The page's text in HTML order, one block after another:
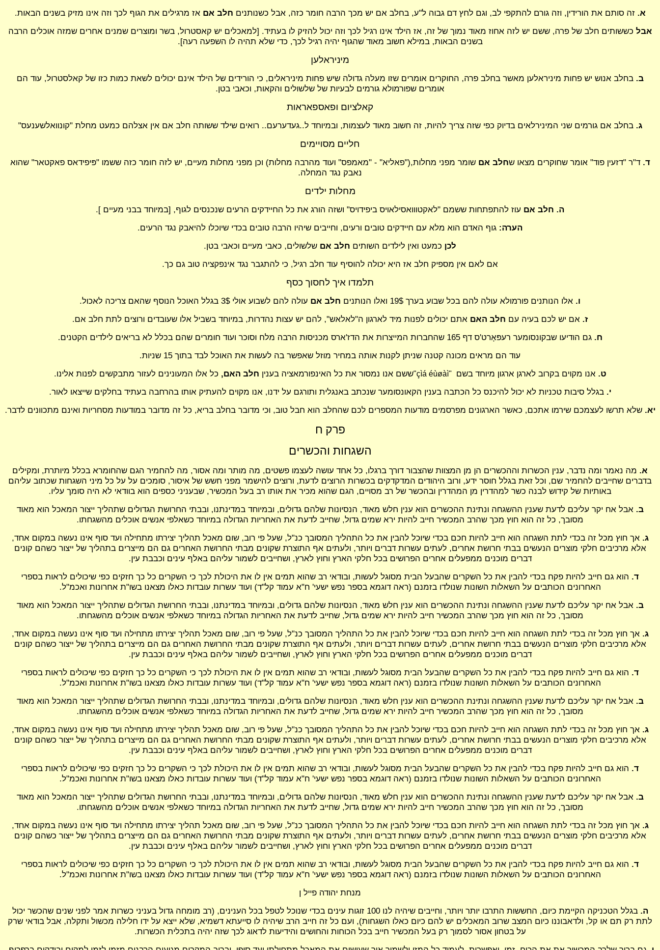
א.זה סותם את הורידין, וזה גורם להתקפי לב, וגם לחץ דם גבוה ל"ע, בחלב אם יש מכך הרבה חומר כזה, אבל כשנותנים חלב אםאז מרגילים את הגוף לכך וזה אינו מזיק בשנים הבאות.
אבל כששותים חלב של פרה, ששם יש לזה אחוז מאוד נמוך של זה, אז הילד אינו רגיל לכך וזה יכול להזיק לו בעתיד. [למאכלים יש קאסטרול, בשר ומוצרים שמנים אחרים שמזה אוכלים הרבה
בשנים הבאות, במילא חשוב מאוד שהגוף יהיה רגיל לכך, כדי שלא תהיה לו השפעה רעה].
מיניראלען
ב.בחלב אנוש יש פחות מיניראלען מאשר בחלב פרה, החוקרים אומרים שזו מעלה גדולה שיש פחות מיניראלים, כי הורידים של הילד אינם יכולים לשאת כמות כזו של קאלסטרול, עוד הם
אומרים שפורמולא גורמים לבעיות של שלשולים והקאות, וכאבי בטן.
קאלציום ופאספאראות
ג.בחלב אם גורמים שני המינירלאים בדיוק כפי שזה צריך להיות, זה חשוב מאוד לעצמות, ובמיוחד ל..געדערעם.. רואים שילד ששותה חלב אם אין אצלהם כמעט מחלת "קונוואלשענעס"
חליים מסויימים
ד.ד"ר "דזעין פוד" אומר שחוקרים מצאו שחלב אםשומר מפני מחלות,("פאליא" - "מאמפס" ועוד מהרבה מחלות) וכן מפני מחלות מעיים, יש לזה חומר כזה ששמו "פּיפידאס פאקטאר" שהוא
נאבק נגד המחלה.
מחלות ילדים
ה. חלב אם עוז להתפתחות ששמם "לאקטווואסילאויס ביפידויס" ושזה הורג את כל החיידקים הרעים שנכנסים לגוף, [במיוחד בבני מעיים ].
הערה: גוף האדם הוא מלא עם חיידקים טובים ורעים, וחייבים שיהיו הרבה טובים בכדי שיוכלו להיאבק נגד הרעים.
לכן כמעט ואין לילדים השותים חלב אם שלשולים, כאבי מעיים וכאבי בטן.
אם לאם אין מספיק חלב אז היא יכולה להוסיף עוד חלב רגיל, כי להתגבר נגד אינפקציה טוב גם כך.
תלמדו איך לחסוך כסף
ו. אלו הנותנים פורמולא עולה להם בכל שבוע בערך 19$ ואלו הנותנים חלב אם עולה להם לשבוע אולי 3$ בגלל האוכל הנוסף שהאם צריכה לאכול.
ז. אם יש לכם בעיה עם חלב האם אתם יכולים לפנות מיד לארגון ה"לאלאש", להם יש עצות נהדרות, במיוחד בשביל אלו שעובדים ורוצים לתת חלב אם.
ח.גם הודיעו שבקונסומער רעפּאָרט'ס דף 165 שהחברות המייצרות את הדז'ארס מכניסות הרבה מלח וסוכר ועוד חומרים שהם בכלל לא בריאים לילדים הקטנים.
עוד הם מראים מכונה קטנה שניתן לקנות אותה במחיר מוזל שאפשר בה לעשות את האוכל לבד בתוך 15 שניות.
ט.אנו מקוים בקרוב לארגן ארגון מיוחד בשם "çìá éùøàì"ששם אנו נמסור את כל האינפורמאציה בענין חלב האם, כל אלו המעונינים לעזור מתבקשים לפנות אלינו.
י.בגלל סיבות טכניות לא יכול להיכנס כל הכתבה בענין הקאונסומער שנכתב באנגלית ותורגם על ידנו, אנו מקוים להעתיק אותו בהרחבה בעתיד בחלקים שייצאו לאור.
יא.שלא תרשו לעצמכם שירמו אתכם, כאשר הארגונים מפרסמים מודעות המספרים לכם שהחלב הוא חבל טוב, וכי מדובר בחלב בריא, כל זה מדובר במודעות מסחריות ואינם מתכוונים לדבר.
פרק ח
השגחות והכשרים
א. מה נאמר ומה נדבר, ענין הכשרות וההכשרים הן מן המצוות שהצבור דורך ברגלו, כל אחד עושה לעצמו פשטים, מה מותר ומה אסור, מה להחמיר הגם שהחומרא בכלל מיותרת, ומקילים
בדברים שחייבים להחמיר שם, וכל זאת בגלל חוסר ידע, ורוב היהודים המדקדקים בכשרות הרוצים לדעת, ורוצים להישמר מפני חשש של איסור, סומכים על על כל מיני השגחות שכתוב עליהם
באותיות של קידוש לבנה כשר למהדרין מן המהדרין ובהכשר של רב מסויים, הגם שהוא מכיר את אותו רב בעל המכשיר, שבעניני כספים הוא בוודאי לא היה סומך עליו.
ב.אבל אח יקר עליכם לדעת שענין ההשגחה ונתינת ההכשרים הוא ענין חלש מאוד, הנסיונות שלהם גדולים, ובמיוחד במדינתנו, ובבתי החרושת הגדולים שתהליך ייצור המאכל הוא מאוד
מסובך, כל זה הוא חוץ מכך שהרב המכשיר חייב להיות ירא שמים גדול, שחייב לדעת את האחריות הגדולה במיוחד כשאלפי אנשים אוכלים מהשגחתו.
ג.אך חוץ מכל זה בכדי לתת השגחה הוא חייב להיות חכם בכדי שיוכל להבין את כל התהליך המסובך כנ"ל, שעל פי רוב, שום מאכל תהליך יצירתו מתחילה ועד סוף אינו נעשה במקום אחד,
אלא מרכיבים חלקי מוצרים הנעשים בבתי חרושת אחרים, לעתים עשרות דברים ויותר, ולעתים אף התוצרת שקונים מבתי החרושת האחרים גם הם מייצרים בתהליך של ייצור כשהם קונים
דברים מוכנים ממפעלים אחרים הפרושים בכל חלקי הארץ וחוץ לארץ, ושחייבים לשמור עליהם באלף עינים וכבבת עין.
ד. הוא גם חייב להיות פקח בכדי להבין את כל השקרים שהבעל הבית מסוגל לעשות, ובודאי רב שהוא תמים אין לו את היכולת לכך כי השקרים כל כך חזקים כפי שיכולים לראות בספרי
האחרונים הכותבים על השאלות השונות שנולדו בזמנם (ראה דוגמא בספר נפש ישעי' ח"א עמוד קל"ד) ועוד עשרות עובדות כאלו מצאנו בשו"ת אחרונות ואכמ"ל.
ב.אבל אח יקר עליכם לדעת שענין ההשגחה ונתינת ההכשרים הוא ענין חלש מאוד, הנסיונות שלהם גדולים, ובמיוחד במדינתנו, ובבתי החרושת הגדולים שתהליך ייצור המאכל הוא מאוד
מסובך, כל זה הוא חוץ מכך שהרב המכשיר חייב להיות ירא שמים גדול, שחייב לדעת את האחריות הגדולה במיוחד כשאלפי אנשים אוכלים מהשגחתו.
ג.אך חוץ מכל זה בכדי לתת השגחה הוא חייב להיות חכם בכדי שיוכל להבין את כל התהליך המסובך כנ"ל, שעל פי רוב, שום מאכל תהליך יצירתו מתחילה ועד סוף אינו נעשה במקום אחד,
אלא מרכיבים חלקי מוצרים הנעשים בבתי חרושת אחרים, לעתים עשרות דברים ויותר, ולעתים אף התוצרת שקונים מבתי החרושת האחרים גם הם מייצרים בתהליך של ייצור כשהם קונים
דברים מוכנים ממפעלים אחרים הפרושים בכל חלקי הארץ וחוץ לארץ, ושחייבים לשמור עליהם באלף עינים וכבבת עין.
ד. הוא גם חייב להיות פקח בכדי להבין את כל השקרים שהבעל הבית מסוגל לעשות, ובודאי רב שהוא תמים אין לו את היכולת לכך כי השקרים כל כך חזקים כפי שיכולים לראות בספרי
האחרונים הכותבים על השאלות השונות שנולדו בזמנם (ראה דוגמא בספר נפש ישעי' ח"א עמוד קל"ד) ועוד עשרות עובדות כאלו מצאנו בשו"ת אחרונות ואכמ"ל.
ב.אבל אח יקר עליכם לדעת שענין ההשגחה ונתינת ההכשרים הוא ענין חלש מאוד, הנסיונות שלהם גדולים, ובמיוחד במדינתנו, ובבתי החרושת הגדולים שתהליך ייצור המאכל הוא מאוד
מסובך, כל זה הוא חוץ מכך שהרב המכשיר חייב להיות ירא שמים גדול, שחייב לדעת את האחריות הגדולה במיוחד כשאלפי אנשים אוכלים מהשגחתו.
ג.אך חוץ מכל זה בכדי לתת השגחה הוא חייב להיות חכם בכדי שיוכל להבין את כל התהליך המסובך כנ"ל, שעל פי רוב, שום מאכל תהליך יצירתו מתחילה ועד סוף אינו נעשה במקום אחד,
אלא מרכיבים חלקי מוצרים הנעשים בבתי חרושת אחרים, לעתים עשרות דברים ויותר, ולעתים אף התוצרת שקונים מבתי החרושת האחרים גם הם מייצרים בתהליך של ייצור כשהם קונים
דברים מוכנים ממפעלים אחרים הפרושים בכל חלקי הארץ וחוץ לארץ, ושחייבים לשמור עליהם באלף עינים וכבבת עין.
ד. הוא גם חייב להיות פקח בכדי להבין את כל השקרים שהבעל הבית מסוגל לעשות, ובודאי רב שהוא תמים אין לו את היכולת לכך כי השקרים כל כך חזקים כפי שיכולים לראות בספרי
האחרונים הכותבים על השאלות השונות שנולדו בזמנם (ראה דוגמא בספר נפש ישעי' ח"א עמוד קל"ד) ועוד עשרות עובדות כאלו מצאנו בשו"ת אחרונות ואכמ"ל.
ב.אבל אח יקר עליכם לדעת שענין ההשגחה ונתינת ההכשרים הוא ענין חלש מאוד, הנסיונות שלהם גדולים, ובמיוחד במדינתנו, ובבתי החרושת הגדולים שתהליך ייצור המאכל הוא מאוד
מסובך, כל זה הוא חוץ מכך שהרב המכשיר חייב להיות ירא שמים גדול, שחייב לדעת את האחריות הגדולה במיוחד כשאלפי אנשים אוכלים מהשגחתו.
ג.אך חוץ מכל זה בכדי לתת השגחה הוא חייב להיות חכם בכדי שיוכל להבין את כל התהליך המסובך כנ"ל, שעל פי רוב, שום מאכל תהליך יצירתו מתחילה ועד סוף אינו נעשה במקום אחד,
אלא מרכיבים חלקי מוצרים הנעשים בבתי חרושת אחרים, לעתים עשרות דברים ויותר, ולעתים אף התוצרת שקונים מבתי החרושת האחרים גם הם מייצרים בתהליך של ייצור כשהם קונים
דברים מוכנים ממפעלים אחרים הפרושים בכל חלקי הארץ וחוץ לארץ, ושחייבים לשמור עליהם באלף עינים וכבבת עין.
ד. הוא גם חייב להיות פקח בכדי להבין את כל השקרים שהבעל הבית מסוגל לעשות, ובודאי רב שהוא תמים אין לו את היכולת לכך כי השקרים כל כך חזקים כפי שיכולים לראות בספרי
האחרונים הכותבים על השאלות השונות שנולדו בזמנם (ראה דוגמא בספר נפש ישעי' ח"א עמוד קל"ד) ועוד עשרות עובדות כאלו מצאנו בשו"ת אחרונות ואכמ"ל.
מנחת יהודה פייל ן
ה.
בגלל הטכניקה הקיימת כיום, החששות התרבו יותר ויותר, וחייבים שיהיה לנו 100 זוגות עינים בכדי שנוכל לטפל בכל הענינים, (רב מומחה גדול בעניני כשרות אמר לפני שנים שהכשר יכול
לתת רק תם או קל, ולדאבוננו כיום המצב שרוב המאכלים יש להם כיום כאלו השגחות), ועם כל זה חייב הרב שיהיה לו סייעתא דשמיא, שלא ייצא על ידו חלילה מכשול ותקלה, אבל בודאי שרק
על בטחון אסור לסמוך רק בעל המכשיר חייב בכל הכוחות והחושים והידיעות לדאוג לכך שזה יהיה בתכלית הכשרות.